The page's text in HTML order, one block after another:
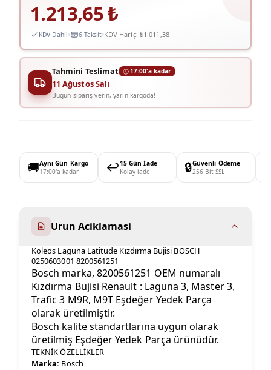
1.213,65₺
KDV Dahil 6 Taksit KDV Hariç: ₺1.011,38
Tahmini Teslimat 17:00'a kadar
11 Ağustos Salı
Bugün sipariş verin, yarın kargoda!
🚚Aynı Gün Kargo
17:00'a kadar
↩️15 Gün İade
Kolay iade
🔒Güvenli Ödeme
256 Bit SSL
Urun Aciklamasi
Koleos Laguna Latitude Kızdırma Bujisi BOSCH
0250603001 8200561251
Bosch marka, 8200561251 OEM numaralı
Kızdırma Bujisi Renault : Laguna 3, Master 3,
Trafic 3 M9R, M9T Eşdeğer Yedek Parça
olarak üretilmiştir.
Bosch kalite standartlarına uygun olarak
üretilmiş Eşdeğer Yedek Parça ürünüdür.
TEKNİK ÖZELLİKLER
Marka: Bosch